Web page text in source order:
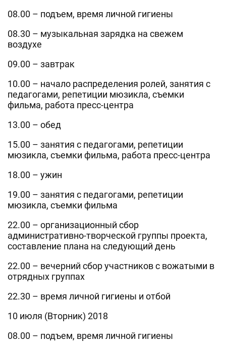
08.00 – подъем, время личной гигиены
08.30 – музыкальная зарядка на свежем
воздухе
09.00 – завтрак
10.00 – начало распределения ролей, занятия с
педагогами, репетиции мюзикла, съемки
фильма, работа пресс-центра
13.00 – обед
15.00 – занятия с педагогами, репетиции
мюзикла, съемки фильма, работа пресс-центра
18.00 – ужин
19.00 – занятия с педагогами, репетиции
мюзикла, съемки фильма
22.00 – организационный сбор
административно-творческой группы проекта,
составление плана на следующий день
22.00 – вечерний сбор участников с вожатыми в
отрядных группах
22.30 – время личной гигиены и отбой
10 июля (Вторник) 2018
08.00 – подъем, время личной гигиены